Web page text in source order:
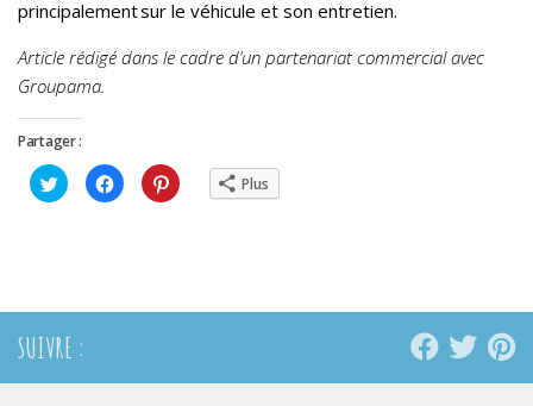
principalement sur le véhicule et son entretien.
Article rédigé dans le cadre d’un partenariat commercial avec
Groupama.
Partager :
Cliquez
pour
partager
Cliquez
pour
partager
Cliquez
pour Plus
SUIVRE :